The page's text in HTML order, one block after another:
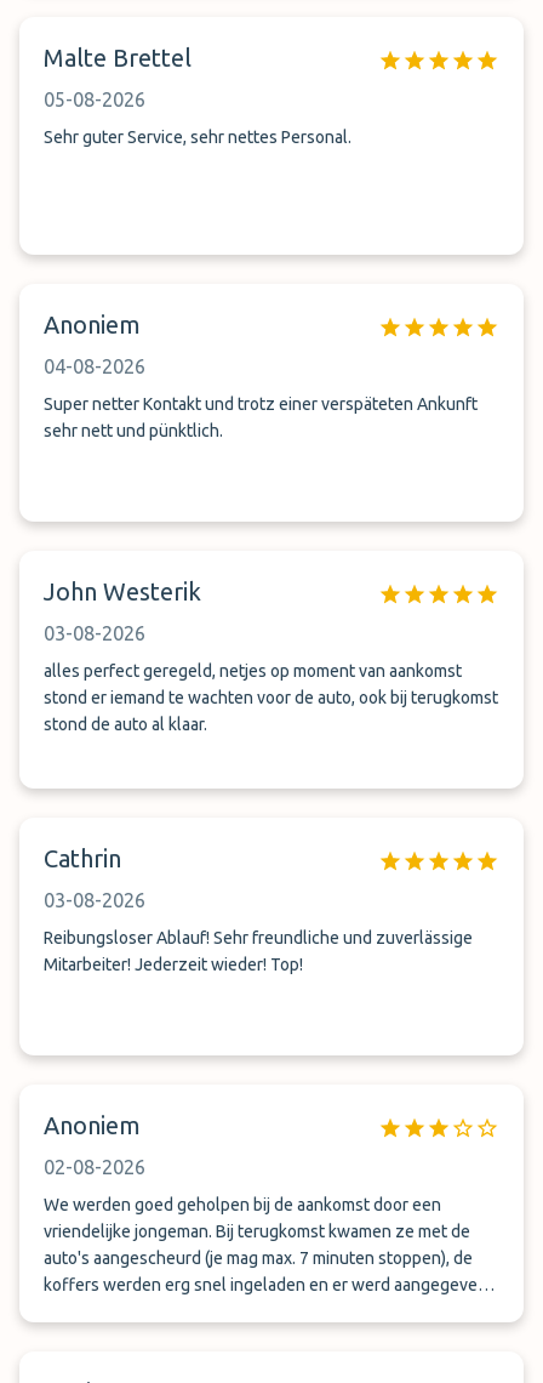
war empfehlenswert!
Malte Brettel
05-08-2026
Sehr guter Service, sehr nettes Personal.
Anoniem
04-08-2026
Super netter Kontakt und trotz einer verspäteten Ankunft
sehr nett und pünktlich.
John Westerik
03-08-2026
alles perfect geregeld, netjes op moment van aankomst
stond er iemand te wachten voor de auto, ook bij terugkomst
stond de auto al klaar.
Cathrin
03-08-2026
Reibungsloser Ablauf! Sehr freundliche und zuverlässige
Mitarbeiter! Jederzeit wieder! Top!
Anoniem
02-08-2026
We werden goed geholpen bij de aankomst door een
vriendelijke jongeman. Bij terugkomst kwamen ze met de
auto's aangescheurd (je mag max. 7 minuten stoppen), de
koffers werden erg snel ingeladen en er werd aangegeven